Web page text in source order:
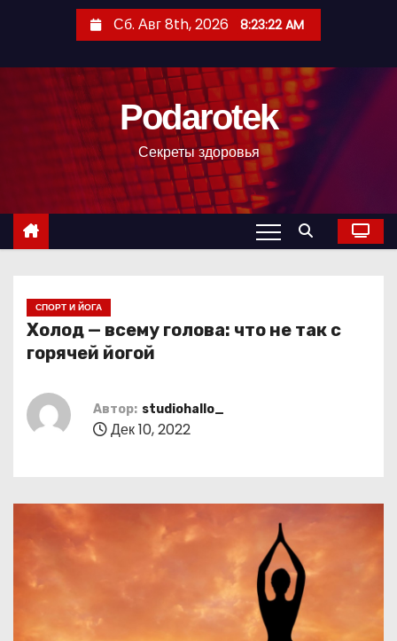
с
Сб. Авг 8th, 2026 8:23:23 AM
Podarotek
Секреты здоровья
СПОРТ И ЙОГА
Холод — всему голова: что не так с
горячей йогой
Автор: studiohallo_
Дек 10, 2022